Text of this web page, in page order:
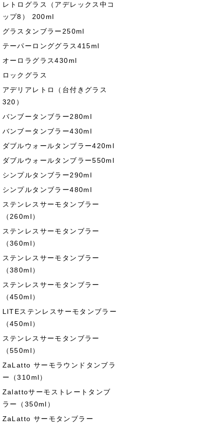
レトログラス（アデレックス中コ
ップ8） 200ml
グラスタンブラー250ml
テーパーロンググラス415ml
オーロラグラス430ml
ロックグラス
アデリアレトロ（台付きグラス
320）
バンブータンブラー280ml
バンブータンブラー430ml
ダブルウォールタンブラー420ml
ダブルウォールタンブラー550ml
シンプルタンブラー290ml
シンプルタンブラー480ml
ステンレスサーモタンブラー
（260ml）
ステンレスサーモタンブラー
（360ml）
ステンレスサーモタンブラー
（380ml）
ステンレスサーモタンブラー
（450ml）
LITEステンレスサーモタンブラー
（450ml）
ステンレスサーモタンブラー
（550ml）
ZaLatto サーモラウンドタンブラ
ー（310ml）
Zalattoサーモストレートタンブ
ラー（350ml）
ZaLatto サーモタンブラー